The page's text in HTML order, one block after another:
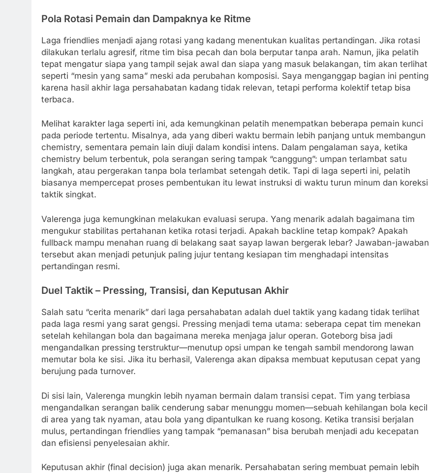
Pola Rotasi Pemain dan Dampaknya ke Ritme
Laga friendlies menjadi ajang rotasi yang kadang menentukan kualitas pertandingan. Jika rotasi
dilakukan terlalu agresif, ritme tim bisa pecah dan bola berputar tanpa arah. Namun, jika pelatih
tepat mengatur siapa yang tampil sejak awal dan siapa yang masuk belakangan, tim akan terlihat
seperti “mesin yang sama” meski ada perubahan komposisi. Saya menganggap bagian ini penting
karena hasil akhir laga persahabatan kadang tidak relevan, tetapi performa kolektif tetap bisa
terbaca.
Melihat karakter laga seperti ini, ada kemungkinan pelatih menempatkan beberapa pemain kunci
pada periode tertentu. Misalnya, ada yang diberi waktu bermain lebih panjang untuk membangun
chemistry, sementara pemain lain diuji dalam kondisi intens. Dalam pengalaman saya, ketika
chemistry belum terbentuk, pola serangan sering tampak “canggung”: umpan terlambat satu
langkah, atau pergerakan tanpa bola terlambat setengah detik. Tapi di laga seperti ini, pelatih
biasanya mempercepat proses pembentukan itu lewat instruksi di waktu turun minum dan koreksi
taktik singkat.
Valerenga juga kemungkinan melakukan evaluasi serupa. Yang menarik adalah bagaimana tim
mengukur stabilitas pertahanan ketika rotasi terjadi. Apakah backline tetap kompak? Apakah
fullback mampu menahan ruang di belakang saat sayap lawan bergerak lebar? Jawaban-jawaban
tersebut akan menjadi petunjuk paling jujur tentang kesiapan tim menghadapi intensitas
pertandingan resmi.
Duel Taktik – Pressing, Transisi, dan Keputusan Akhir
Salah satu “cerita menarik” dari laga persahabatan adalah duel taktik yang kadang tidak terlihat
pada laga resmi yang sarat gengsi. Pressing menjadi tema utama: seberapa cepat tim menekan
setelah kehilangan bola dan bagaimana mereka menjaga jalur operan. Goteborg bisa jadi
mengandalkan pressing terstruktur—menutup opsi umpan ke tengah sambil mendorong lawan
memutar bola ke sisi. Jika itu berhasil, Valerenga akan dipaksa membuat keputusan cepat yang
berujung pada turnover.
Di sisi lain, Valerenga mungkin lebih nyaman bermain dalam transisi cepat. Tim yang terbiasa
mengandalkan serangan balik cenderung sabar menunggu momen—sebuah kehilangan bola kecil
di area yang tak nyaman, atau bola yang dipantulkan ke ruang kosong. Ketika transisi berjalan
mulus, pertandingan friendlies yang tampak “pemanasan” bisa berubah menjadi adu kecepatan
dan efisiensi penyelesaian akhir.
Keputusan akhir (final decision) juga akan menarik. Persahabatan sering membuat pemain lebih